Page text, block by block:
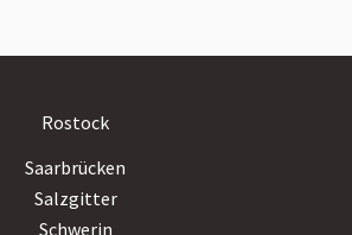
Rostock
Saarbrücken
Salzgitter
Schwerin